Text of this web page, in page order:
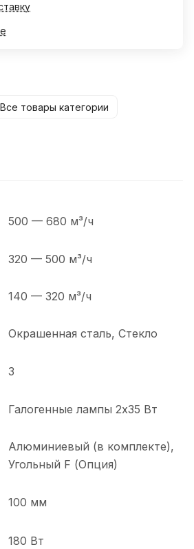
Все товары категории
500 — 680 м³/ч
320 — 500 м³/ч
140 — 320 м³/ч
Окрашенная сталь, Стекло
3
Галогенные лампы 2х35 Вт
Алюминиевый (в комплекте),
Угольный F (Опция)
100 мм
180 Вт